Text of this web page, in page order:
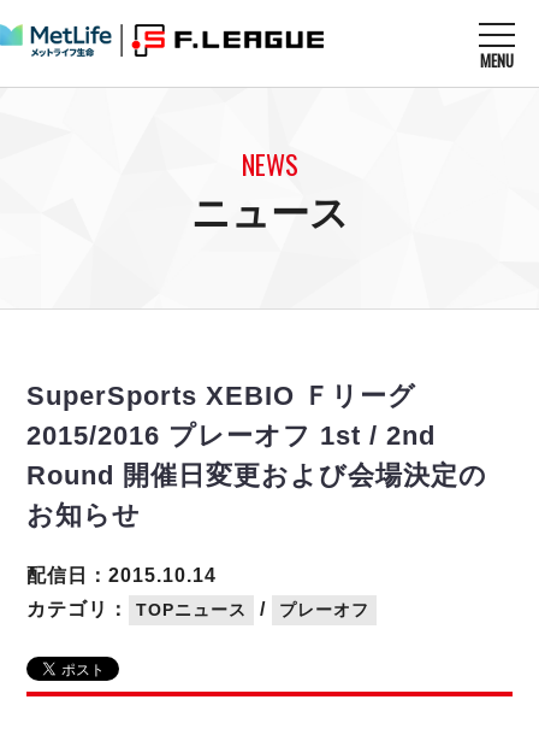
MENU
U-23選抜
メディア情報
フットサル日本代表
その他
戦績表
警告・退場・出場停止選手
個人ランキング｜ゴール
個人ランキング｜シュート
個人ランキング｜シュート成功率
メットライフ生命Ｆ２リーグ
試合日程
エスポラーダ北海道
バルドラール浦安
フウガドールすみだ
しながわシティ
ペスカドーラ町田
湘南ベルマーレ
名古屋オーシャンズ
シュライカー大阪
アリーナ情報 ARENA
リーグ概要
日本フットサルリーグについて
過去の記録 ARCHIVE
過去の試合記録
NEWS
ニュース
SuperSports XEBIO Ｆリーグ
2015/2016 プレーオフ 1st / 2nd
Round 開催日変更および会場決定の
お知らせ
カテゴリ： TOPニュース / プレーオフ
配信日：2015.10.14